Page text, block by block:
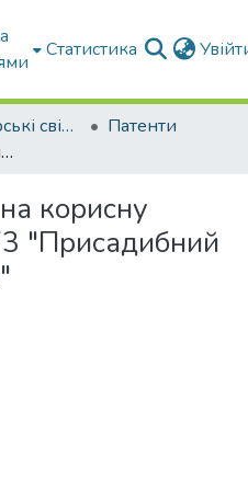
Статистика
Патенти та авторські свідоцтва
Патенти
Опис до патенту на корисну модель № 147473 "Присадибний біогазогенератор"
корисну
"Присадибний